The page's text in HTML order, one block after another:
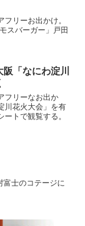
リーお出かけ。
スバーガー」戸田
「なにわ淀川
フリーなお出か
川花火大会」を有
トで観覧する。
富士のコテージに